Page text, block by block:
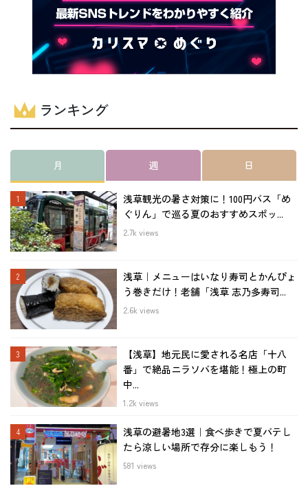
ランキング
月 週 日
浅草観光の暑さ対策に！100円バス「め
ぐりん」で巡る夏のおすすめスポッ...
2.7k views
浅草｜メニューはいなり寿司とかんぴょ
う巻きだけ！老舗「浅草 志乃多寿司...
2.6k views
【浅草】地元民に愛される名店「十八
番」で絶品ニラソバを堪能！極上の町
中...
1.2k views
浅草の避暑地3選｜食べ歩きで夏バテし
たら涼しい場所で存分に楽しもう！
581 views